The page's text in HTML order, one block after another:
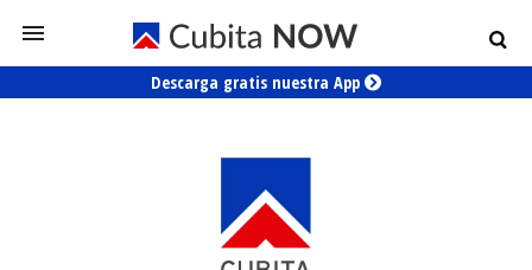
Descarga gratis nuestra App